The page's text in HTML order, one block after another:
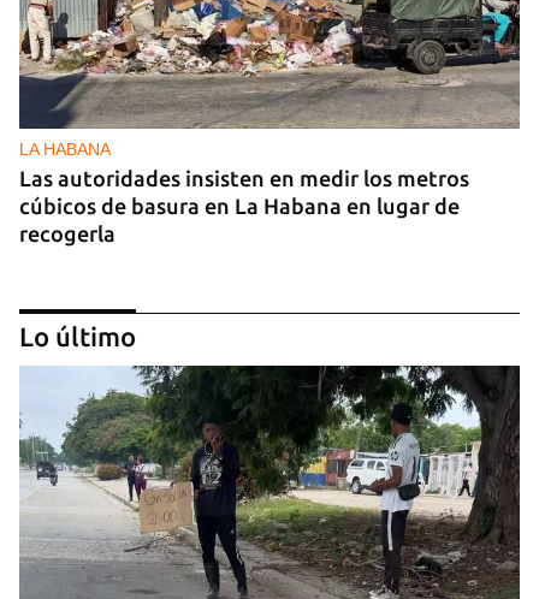
LA HABANA
Las autoridades insisten en medir los metros
cúbicos de basura en La Habana en lugar de
recogerla
25N
Lo último